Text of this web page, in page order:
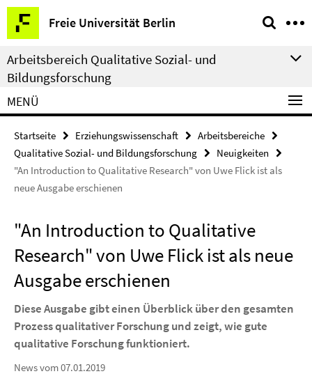
Springe
direkt
zu
Inhalt
Freie Universität Berlin
Service-
Navigation
Arbeitsbereich Qualitative Sozial- und
Bildungsforschung
MENÜ
Startseite Erziehungswissenschaft
Arbeitsbereiche
Qualitative Sozial- und Bildungsforschung
Neuigkeiten
"An Introduction to Qualitative Research" von Uwe Flick ist als
neue Ausgabe erschienen
"An Introduction to Qualitative
Research" von Uwe Flick ist als neue
Ausgabe erschienen
Diese Ausgabe gibt einen Überblick über den gesamten
Prozess qualitativer Forschung und zeigt, wie gute
qualitative Forschung funktioniert.
News vom 07.01.2019